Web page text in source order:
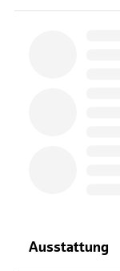
Ausstattung